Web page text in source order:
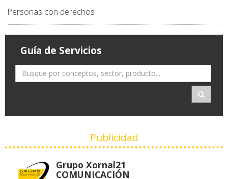
Personas con derechos
Guía de Servicios
Publicidad
Grupo Xornal21
COMUNICACIÓN